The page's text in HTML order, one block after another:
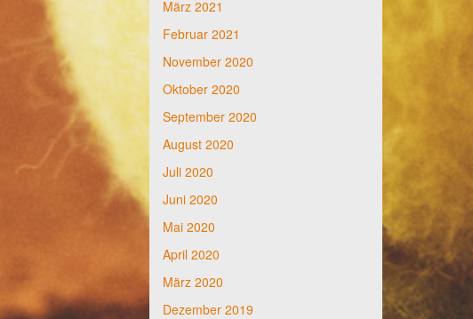
März 2021
Februar 2021
November 2020
Oktober 2020
September 2020
August 2020
Juli 2020
Juni 2020
Mai 2020
April 2020
März 2020
Dezember 2019